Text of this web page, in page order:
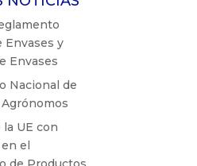
Envases y
Envases
Nacional de
UE con
el